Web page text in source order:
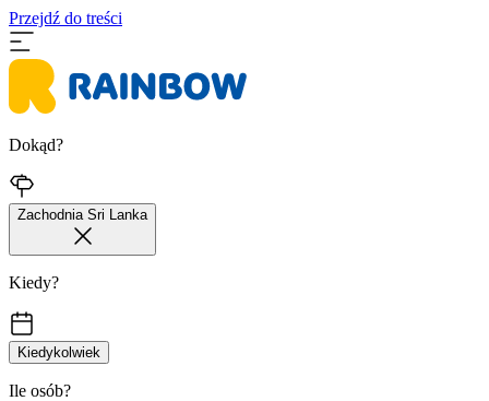
Przejdź do treści
Dokąd?
Zachodnia Sri Lanka
Kiedy?
Kiedykolwiek
Ile osób?